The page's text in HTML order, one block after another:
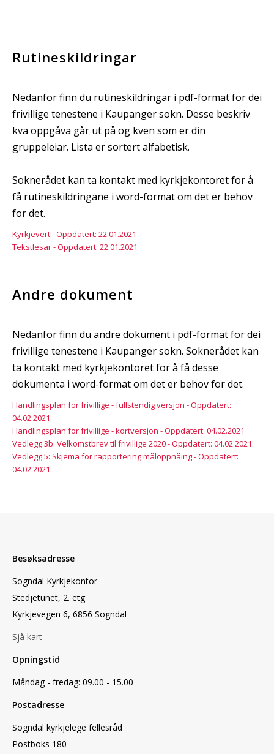
Rutineskildringar
Nedanfor finn du rutineskildringar i pdf-format for dei
frivillige tenestene i Kaupanger sokn. Desse beskriv
kva oppgåva går ut på og kven som er din
gruppeleiar. Lista er sortert alfabetisk.
Soknerådet kan ta kontakt med kyrkjekontoret for å
få rutineskildringane i word-format om det er behov
for det.
Kyrkjevert - Oppdatert: 22.01.2021
Tekstlesar - Oppdatert: 22.01.2021
Andre dokument
Nedanfor finn du andre dokument i pdf-format for dei
frivillige tenestene i Kaupanger sokn. Soknerådet kan
ta kontakt med kyrkjekontoret for å få desse
dokumenta i word-format om det er behov for det.
Handlingsplan for frivillige - fullstendig versjon - Oppdatert:
04.02.2021
Handlingsplan for frivillige - kortversjon - Oppdatert: 04.02.2021
Vedlegg 3b: Velkomstbrev til frivillige 2020 - Oppdatert: 04.02.2021
Vedlegg 5: Skjema for rapportering måloppnåing - Oppdatert:
04.02.2021
Besøksadresse
Sogndal Kyrkjekontor
Stedjetunet, 2. etg
Kyrkjevegen 6, 6856 Sogndal
Sjå kart
Opningstid
Måndag - fredag: 09.00 - 15.00
Postadresse
Sogndal kyrkjelege fellesråd
Postboks 180